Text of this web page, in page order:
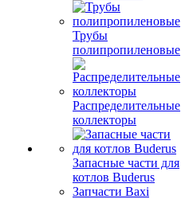
Трубы
полипропиленовые
Распределительные
коллекторы
Запасные части для
котлов Buderus
Запчасти Baxi